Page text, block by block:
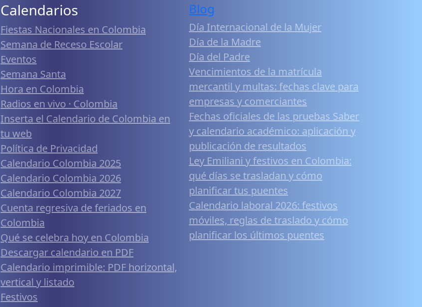
Calendarios
Fiestas Nacionales en Colombia
Semana de Receso Escolar
Eventos
Semana Santa
Hora en Colombia
Radios en vivo · Colombia
Inserta el Calendario de Colombia en
tu web
Política de Privacidad
Calendario Colombia 2025
Calendario Colombia 2026
Calendario Colombia 2027
Cuenta regresiva de feriados en
Colombia
Qué se celebra hoy en Colombia
Descargar calendario en PDF
Calendario imprimible: PDF horizontal,
vertical y listado
Festivos
Blog
Día Internacional de la Mujer
Día de la Madre
Día del Padre
Vencimientos de la matrícula
mercantil y multas: fechas clave para
empresas y comerciantes
Fechas oficiales de las pruebas Saber
y calendario académico: aplicación y
publicación de resultados
Ley Emiliani y festivos en Colombia:
qué días se trasladan y cómo
planificar tus puentes
Calendario laboral 2026: festivos
móviles, reglas de traslado y cómo
planificar los últimos puentes